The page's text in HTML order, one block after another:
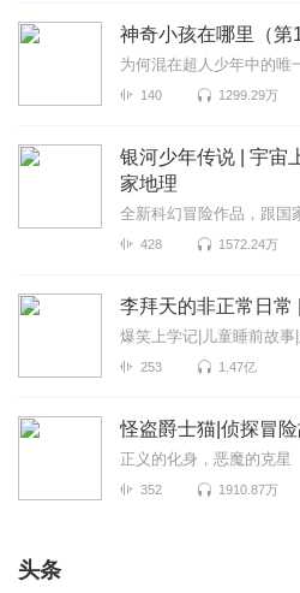
神奇小孩在哪里（第1
为何混在超人少年中的唯
140 1299.29万
银河少年传说 | 宇宙
家地理
全新科幻冒险作品，跟国
428 1572.24万
李拜天的非正常日常
爆笑上学记|儿童睡前故事
253 1.47亿
怪盗爵士猫|侦探冒
正义的化身，恶魔的克星
352 1910.87万
头条